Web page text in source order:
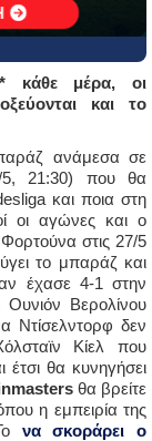
κάθε μέρα, οι
και το
ανάμεσα σε
5, 21:30) που θα
και ποια στη
οι αγώνες και ο
στις 27/5
το μπαράζ και
έχασε 4-1 στην
Βερολίνου
Ντίσελντορφ δεν
Κίελ που
έτσι θα κυνηγήσει
θα βρείτε
η εμπειρία της
να σκοράρει ο